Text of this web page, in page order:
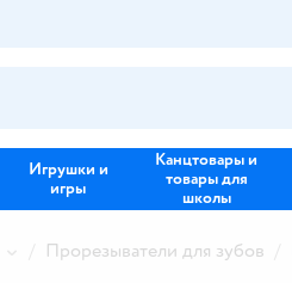
Игрушки и
игры
Канцтовары и
товары для
школы
Прорезыватели для зубов